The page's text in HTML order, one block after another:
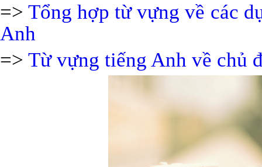
=>Tổng hợp từ vựng về các
Anh
=> Từ vựng tiếng Anh về chủ